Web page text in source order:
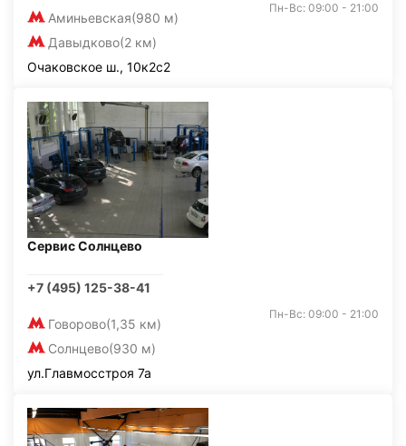
Аминьевская(980 м)
Давыдково(2 км)
Пн-Вс: 09:00 - 21:00
Очаковское ш., 10к2с2
Сервис Солнцево
+7 (495) 125-38-41
Говорово(1,35 км)
Солнцево(930 м)
Пн-Вс: 09:00 - 21:00
ул.Главмосстроя 7а